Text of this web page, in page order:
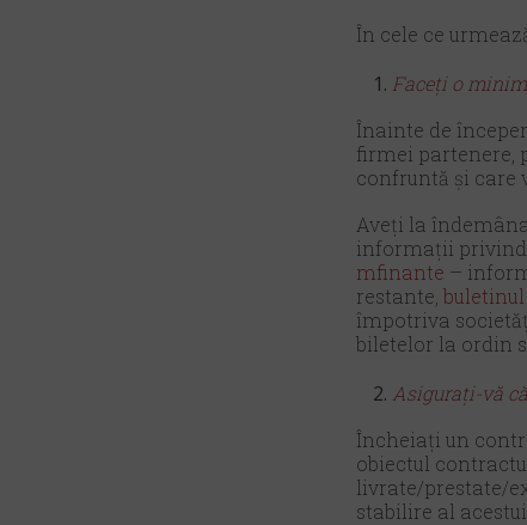
În cele ce
Faceți o
Înainte de
firmei partenere,
confruntă și care
Aveți la
informații privind
mfinante –
restante,
împotriva
biletelor la ordin
Asigurați-vă
Încheiați un
obiectul
livrate/prestate/
stabilire al